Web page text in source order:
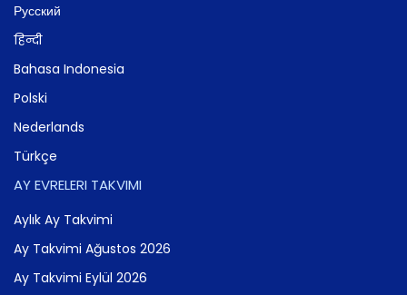
Русский
हिन्दी
Bahasa Indonesia
Polski
Nederlands
Türkçe
AY EVRELERI TAKVIMI
Aylık Ay Takvimi
Ay Takvimi Ağustos 2026
Ay Takvimi Eylül 2026